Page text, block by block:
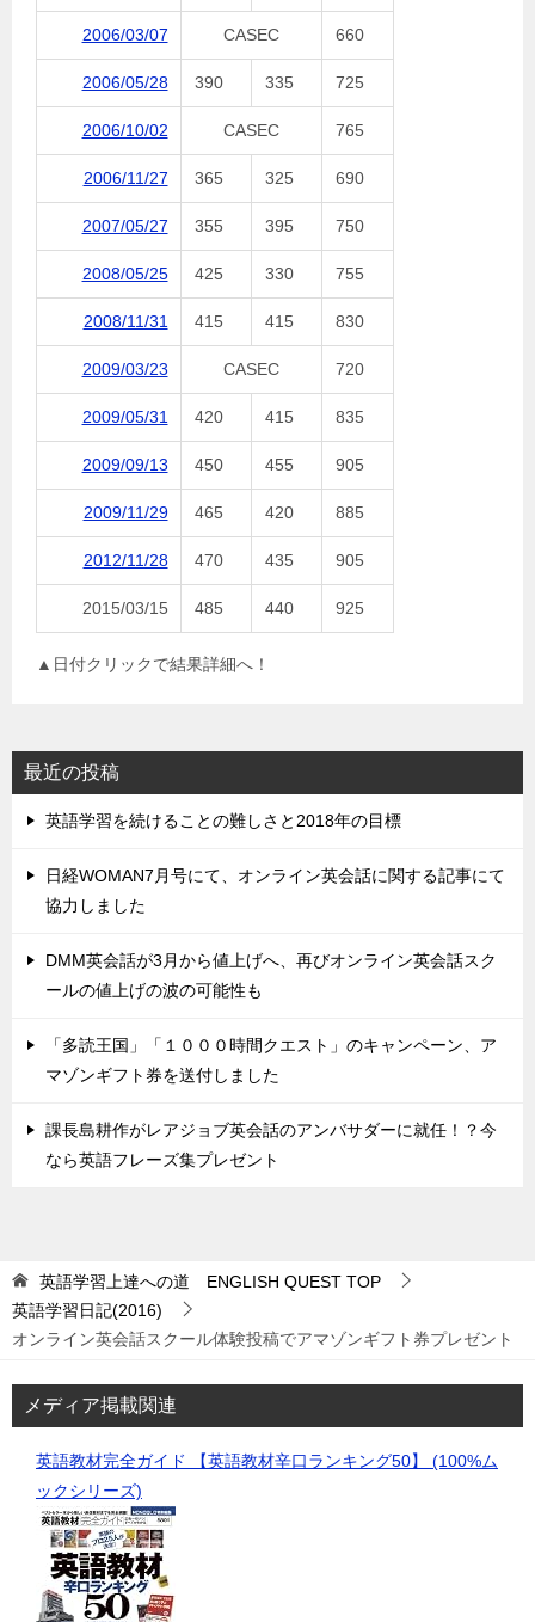
2006/03/07 CASEC 660
2006/05/28 390 335 725
2006/10/02 CASEC 765
2006/11/27 365 325 690
2007/05/27 355 395 750
2008/05/25 425 330 755
2008/11/31 415 415 830
2009/03/23 CASEC 720
2009/05/31 420 415 835
2009/09/13 450 455 905
2009/11/29 465 420 885
2012/11/28 470 435 905
2015/03/15 485 440 925
▲日付クリックで結果詳細へ！
最近の投稿
英語学習を続けることの難しさと2018年の目標
日経WOMAN7月号にて、オンライン英会話に関する記事にて
協力しました
DMM英会話が3月から値上げへ、再びオンライン英会話スク
ールの値上げの波の可能性も
「多読王国」「１０００時間クエスト」のキャンペーン、ア
マゾンギフト券を送付しました
課長島耕作がレアジョブ英会話のアンバサダーに就任！？今
なら英語フレーズ集プレゼント
英語学習上達への道 ENGLISH QUEST TOP
英語学習日記(2016)
オンライン英会話スクール体験投稿でアマゾンギフト券プレゼント
メディア掲載関連
英語教材完全ガイド 【英語教材辛口ランキング50】 (100%ム
ックシリーズ)